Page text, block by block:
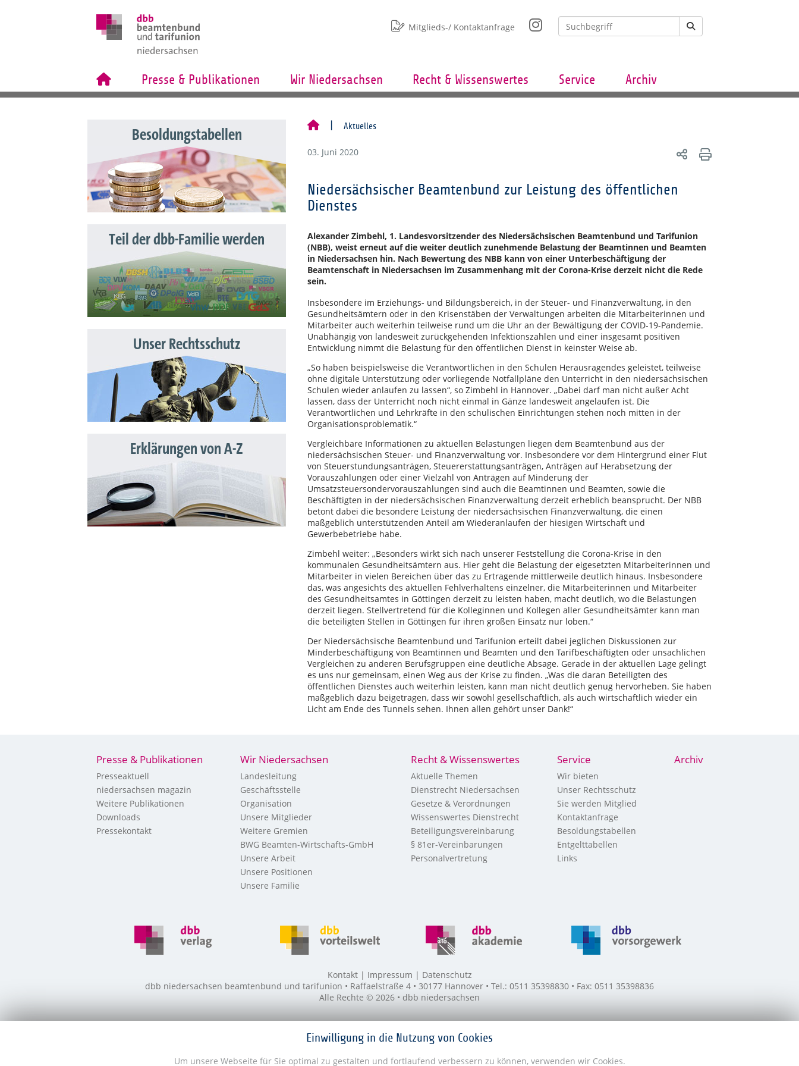
Mitglieds-/ Kontaktanfrage
Presse & Publikationen Wir Niedersachsen Recht & Wissenswertes Service Archiv
Besoldungstabellen
Teil der dbb-Familie werden
Unser Rechtsschutz
Erklärungen von A-Z
Aktuelles
03. Juni 2020
Niedersächsischer Beamtenbund zur Leistung des öffentlichen
Dienstes
Alexander Zimbehl, 1. Landesvorsitzender des Niedersächsischen Beamtenbund und Tarifunion
(NBB), weist erneut auf die weiter deutlich zunehmende Belastung der Beamtinnen und Beamten
in Niedersachsen hin. Nach Bewertung des NBB kann von einer Unterbeschäftigung der
Beamtenschaft in Niedersachsen im Zusammenhang mit der Corona-Krise derzeit nicht die Rede
sein.
Insbesondere im Erziehungs- und Bildungsbereich, in der Steuer- und Finanzverwaltung, in den
Gesundheitsämtern oder in den Krisenstäben der Verwaltungen arbeiten die Mitarbeiterinnen und
Mitarbeiter auch weiterhin teilweise rund um die Uhr an der Bewältigung der COVID-19-Pandemie.
Unabhängig von landesweit zurückgehenden Infektionszahlen und einer insgesamt positiven
Entwicklung nimmt die Belastung für den öffentlichen Dienst in keinster Weise ab.
„So haben beispielsweise die Verantwortlichen in den Schulen Herausragendes geleistet, teilweise
ohne digitale Unterstützung oder vorliegende Notfallpläne den Unterricht in den niedersächsischen
Schulen wieder anlaufen zu lassen“, so Zimbehl in Hannover. „Dabei darf man nicht außer Acht
lassen, dass der Unterricht noch nicht einmal in Gänze landesweit angelaufen ist. Die
Verantwortlichen und Lehrkräfte in den schulischen Einrichtungen stehen noch mitten in der
Organisationsproblematik.“
Vergleichbare Informationen zu aktuellen Belastungen liegen dem Beamtenbund aus der
niedersächsischen Steuer- und Finanzverwaltung vor. Insbesondere vor dem Hintergrund einer Flut
von Steuerstundungsanträgen, Steuererstattungsanträgen, Anträgen auf Herabsetzung der
Vorauszahlungen oder einer Vielzahl von Anträgen auf Minderung der
Umsatzsteuersondervorauszahlungen sind auch die Beamtinnen und Beamten, sowie die
Beschäftigten in der niedersächsischen Finanzverwaltung derzeit erheblich beansprucht. Der NBB
betont dabei die besondere Leistung der niedersächsischen Finanzverwaltung, die einen
maßgeblich unterstützenden Anteil am Wiederanlaufen der hiesigen Wirtschaft und
Gewerbebetriebe habe.
Zimbehl weiter: „Besonders wirkt sich nach unserer Feststellung die Corona-Krise in den
kommunalen Gesundheitsämtern aus. Hier geht die Belastung der eigesetzten Mitarbeiterinnen und
Mitarbeiter in vielen Bereichen über das zu Ertragende mittlerweile deutlich hinaus. Insbesondere
das, was angesichts des aktuellen Fehlverhaltens einzelner, die Mitarbeiterinnen und Mitarbeiter
des Gesundheitsamtes in Göttingen derzeit zu leisten haben, macht deutlich, wo die Belastungen
derzeit liegen. Stellvertretend für die Kolleginnen und Kollegen aller Gesundheitsämter kann man
die beteiligten Stellen in Göttingen für ihren großen Einsatz nur loben.“
Der Niedersächsische Beamtenbund und Tarifunion erteilt dabei jeglichen Diskussionen zur
Minderbeschäftigung von Beamtinnen und Beamten und den Tarifbeschäftigten oder unsachlichen
Vergleichen zu anderen Berufsgruppen eine deutliche Absage. Gerade in der aktuellen Lage gelingt
es uns nur gemeinsam, einen Weg aus der Krise zu finden. „Was die daran Beteiligten des
öffentlichen Dienstes auch weiterhin leisten, kann man nicht deutlich genug hervorheben. Sie haben
maßgeblich dazu beigetragen, dass wir sowohl gesellschaftlich, als auch wirtschaftlich wieder ein
Licht am Ende des Tunnels sehen. Ihnen allen gehört unser Dank!“
Presse & Publikationen
Presseaktuell
niedersachsen magazin
Weitere Publikationen
Downloads
Pressekontakt
Wir Niedersachsen
Landesleitung
Geschäftsstelle
Organisation
Unsere Mitglieder
Weitere Gremien
BWG Beamten-Wirtschafts-GmbH
Unsere Arbeit
Unsere Positionen
Unsere Familie
Recht & Wissenswertes
Aktuelle Themen
Dienstrecht Niedersachsen
Gesetze & Verordnungen
Wissenswertes Dienstrecht
Beteiligungsvereinbarung
§ 81er-Vereinbarungen
Personalvertretung
Service
Wir bieten
Unser Rechtsschutz
Sie werden Mitglied
Kontaktanfrage
Besoldungstabellen
Entgelttabellen
Links
Archiv
Kontakt Impressum
Datenschutz
dbb niedersachsen beamtenbund und tarifunion • Raffaelstraße 4 • 30177 Hannover • Tel.: 0511 35398830 • Fax: 0511 35398836
Alle Rechte © 2026 • dbb niedersachsen
Einwilligung in die Nutzung von Cookies
Um unsere Webseite für Sie optimal zu gestalten und fortlaufend verbessern zu können, verwenden wir Cookies.